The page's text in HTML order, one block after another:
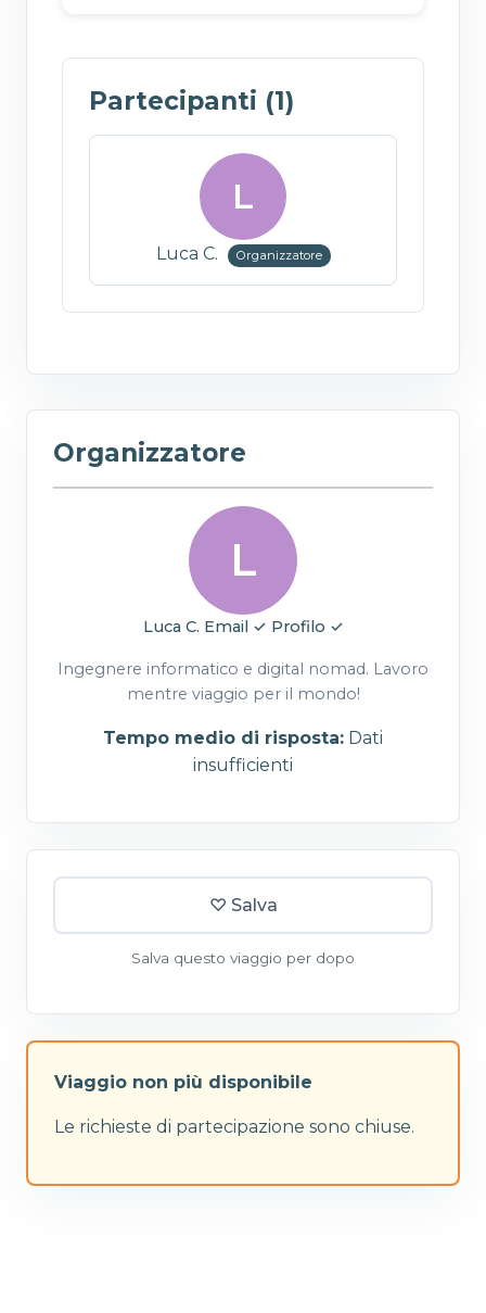
Partecipanti (1)
L
Luca C. Organizzatore
Organizzatore
L
Luca C. Email ✓ Profilo ✓
Ingegnere informatico e digital nomad. Lavoro
mentre viaggio per il mondo!
Tempo medio di risposta: Dati
insufficienti
♡ Salva
Salva questo viaggio per dopo
Viaggio non più disponibile
Le richieste di partecipazione sono chiuse.